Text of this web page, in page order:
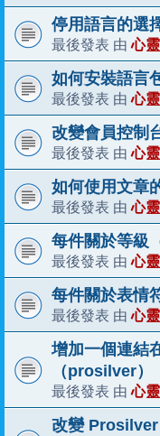
停用語言的選
最後發表 由心
如何安裝語言
最後發表 由心
改變會員控制
最後發表 由心
如何使用文章
最後發表 由心
每件關於等級
最後發表 由心
每件關於表情
最後發表 由心
增加一個連結
（prosilver）
最後發表 由心
改變 Prosilver